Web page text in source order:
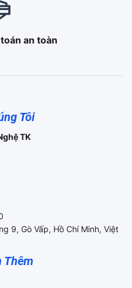
an toàn
Tôi
TK
9, Gò Vấp, Hồ Chí Minh, Việt
Thêm